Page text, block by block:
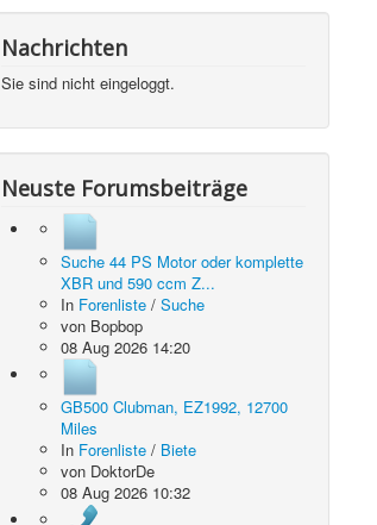
Nachrichten
Sie sind nicht eingeloggt.
Neuste Forumsbeiträge
Suche 44 PS Motor oder komplette
XBR und 590 ccm Z...
In Forenliste /Suche
von Bopbop
08 Aug 2026 14:20
GB500 Clubman, EZ1992, 12700
Miles
In Forenliste / Biete
von DoktorDe
08 Aug 2026 10:32